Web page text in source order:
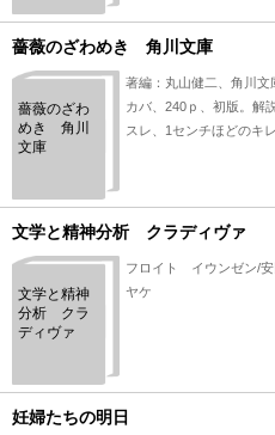
薔薇のざわめき 角川文庫
薔薇のざわ
めき 角川
文庫
著編：丸山健二、角川文
カバ、240ｐ、初版。解
スレ、1センチほどのキ
ケ、シミが少々ありま
に線引き、書き込み、
文学と精神分析 クラディヴァ
文学と精神
分析 クラ
ディヴァ
フロイト イウンゼン/安
ヤケ
妊婦たちの明日